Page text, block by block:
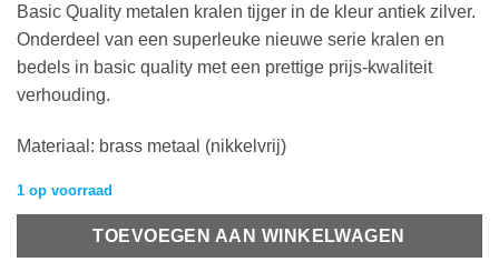
Basic Quality metalen kralen tijger in de kleur antiek zilver.
Onderdeel van een superleuke nieuwe serie kralen en
bedels in basic quality met een prettige prijs-kwaliteit
verhouding.
Materiaal: brass metaal (nikkelvrij)
1 op voorraad
TOEVOEGEN AAN WINKELWAGEN